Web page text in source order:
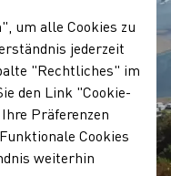
um alle Cookies zu
jederzeit
"Rechtliches" im
den Link "Cookie-
Präferenzen
Cookies
weiterhin